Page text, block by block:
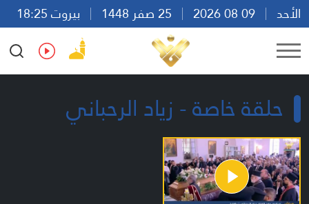
الأحد
بيروت 18:25
Ar
En Fr Es
حلقة خاصة - زياد الرحباني